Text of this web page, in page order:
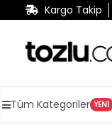
Kargo Takip
Tüm Kategoriler YENİ